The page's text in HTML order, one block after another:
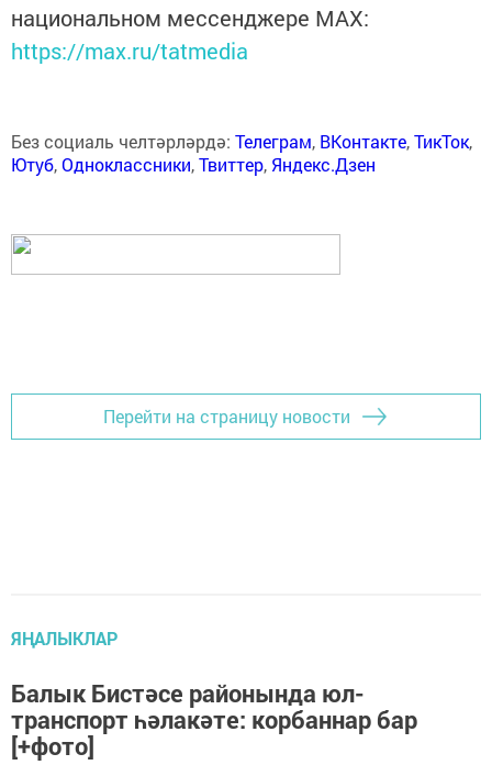
национальном мессенджере MАХ:
https://max.ru/tatmedia
Без социаль челтәрләрдә: Телеграм, ВКонтакте,ТикТок,
Ютуб,Одноклассники,Твиттер, Яндекс.Дзен
Перейти на страницу новости
ЯҢАЛЫКЛАР
Балык Бистәсе районында юл-
транспорт һәлакәте: корбаннар бар
[+фото]